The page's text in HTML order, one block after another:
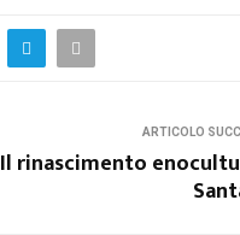
ARTICOLO
Il rinascimento